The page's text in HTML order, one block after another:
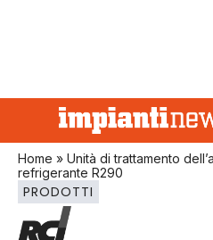
Home » Unità di trattamento
refrigerante R290
PRODOTTI